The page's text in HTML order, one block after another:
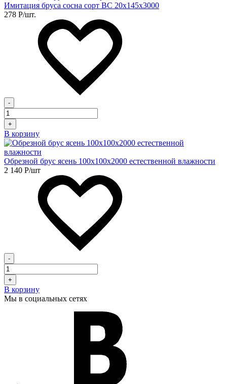
Имитация бруса сосна сорт BC 20х145х3000
278 Р/шт.
-
+
В корзину
Обрезной брус ясень 100х100х2000 естественной влажности
2 140 Р/шт
-
+
В корзину
Мы в социальных сетях